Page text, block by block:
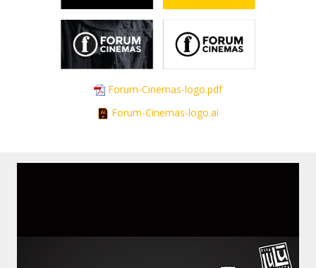
Forum-Cinemas-logo.pdf
Forum-Cinemas-logo.ai